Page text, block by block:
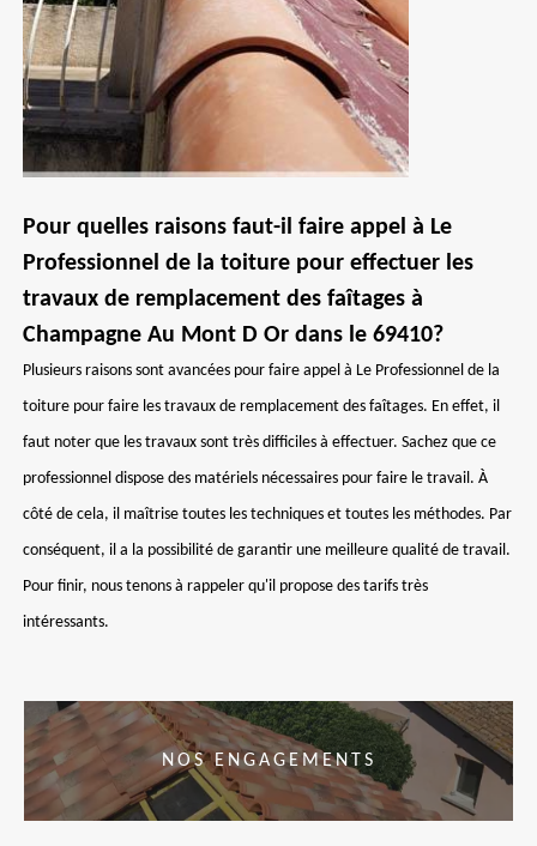
Pour quelles raisons faut-il faire appel à Le
Professionnel de la toiture pour effectuer les
travaux de remplacement des faîtages à
Champagne Au Mont D Or dans le 69410?
Plusieurs raisons sont avancées pour faire appel à Le Professionnel de la
toiture pour faire les travaux de remplacement des faîtages. En effet, il
faut noter que les travaux sont très difficiles à effectuer. Sachez que ce
professionnel dispose des matériels nécessaires pour faire le travail. À
côté de cela, il maîtrise toutes les techniques et toutes les méthodes. Par
conséquent, il a la possibilité de garantir une meilleure qualité de travail.
Pour finir, nous tenons à rappeler qu'il propose des tarifs très
intéressants.
NOS ENGAGEMENTS